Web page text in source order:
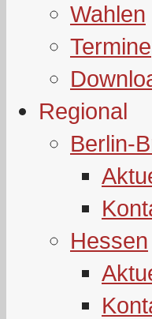
Wahlen
Termine
Regional
Berlin-
Hessen